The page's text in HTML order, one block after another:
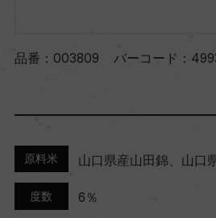
品番： 003809 バーコード：
原料米 山口県産山田錦、山口
度数 6％